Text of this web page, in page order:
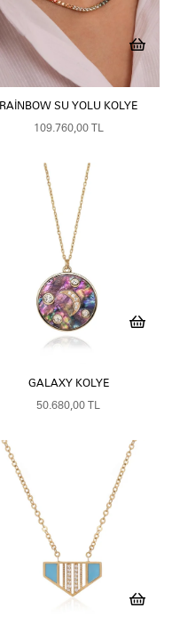
RAINBOW SU YOLU KOLYE
109.760,00 TL
GALAXY KOLYE
50.680,00 TL